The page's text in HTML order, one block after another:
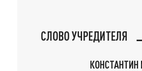
СЛОВО УЧРЕДИТЕЛЯ